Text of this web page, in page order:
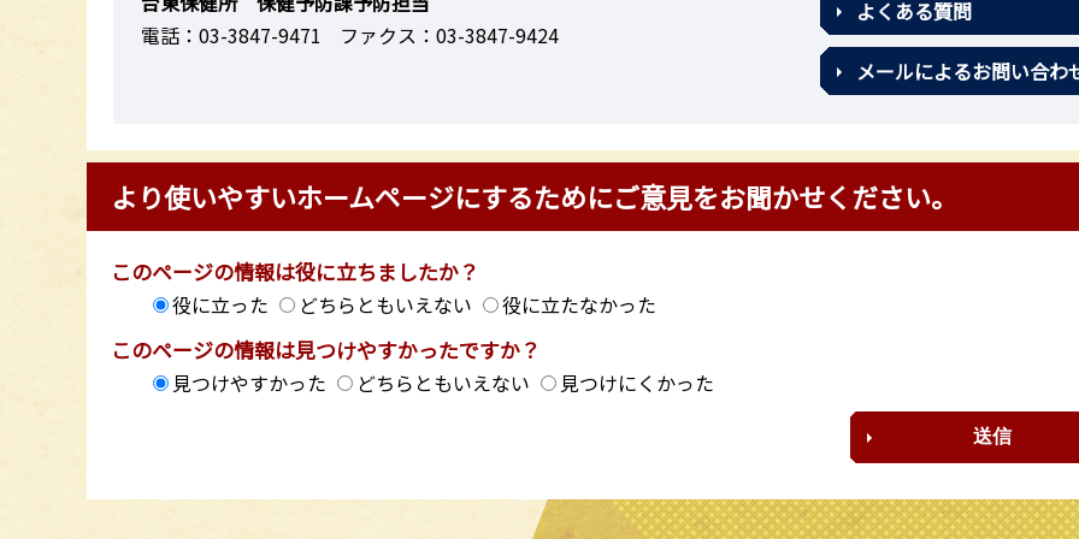
電話：03-3847-9471
ファクス：03-3847-9424
よくある質問
メールによるお問い合わ
より使いやすいホームページにするためにご意見をお聞かせください。
このページの情報は役に立ちましたか？
役に立った どちらともいえない 役に立たなかった
このページの情報は見つけやすかったですか？
見つけやすかった どちらともいえない 見つけにくかった